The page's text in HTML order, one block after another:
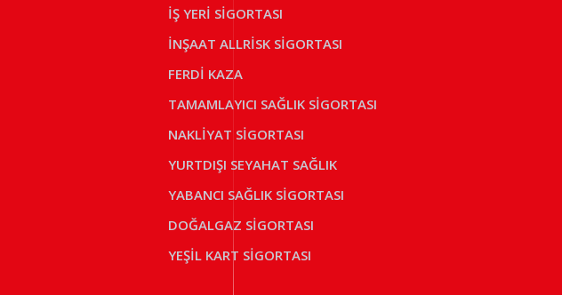
İŞ YERİ SİGORTASI
İNŞAAT ALLRİSK SİGORTASI
FERDİ KAZA
TAMAMLAYICI SAĞLIK SİGORTASI
NAKLİYAT SİGORTASI
YURTDIŞI SEYAHAT SAĞLIK
YABANCI SAĞLIK SİGORTASI
DOĞALGAZ SİGORTASI
YEŞİL KART SİGORTASI